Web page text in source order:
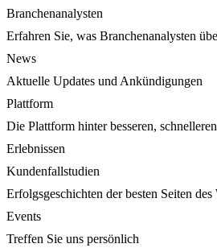
Branchenanalysten
Erfahren Sie, was Branchenanalysten
News
Aktuelle Updates und Ankündigungen
Plattform
Die Plattform hinter besseren,
Erlebnissen
Kundenfallstudien
Erfolgsgeschichten der besten Seiten des
Events
Treffen Sie uns persönlich